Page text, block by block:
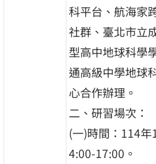
科平台、航海家
社群、臺北市立
型高中地球科學
通高級中學地球
心合作辦理。
二、研習場次：
(一)時間：114
4:00-17:00。